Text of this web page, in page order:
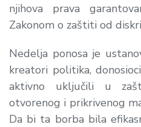
njihova prava
Zakonom o zaštiti od
Nedelja ponosa je
kreatori politika,
aktivno uključili u
otvorenog i prikrivenog
Da bi ta borba bila